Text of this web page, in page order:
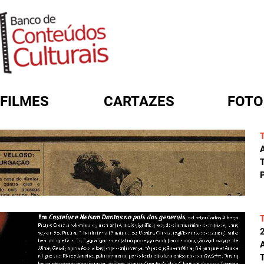
FILMES CARTAZES
FORMULÁRIO DE BUSCA